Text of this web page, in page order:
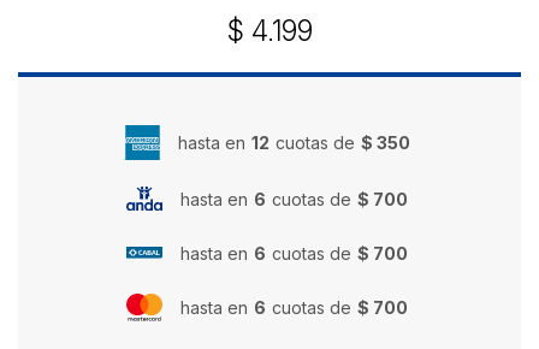
$ 4.199
hasta en 12 cuotas de $ 350
hasta en 6 cuotas de $ 700
hasta en 6 cuotas de $ 700
hasta en 6 cuotas de $ 700